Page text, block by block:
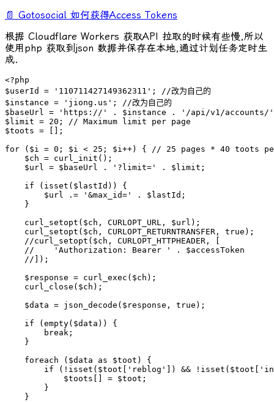
📄 Gotosocial 如何获得Access Tokens
根据 Cloudflare Workers 获取API 拉取的时候有些慢,所以
使用php 获取到json 数据并保存在本地,通过计划任务定时生
成.
<?php
$userId = '110711427149362311'; //改为自己的
$instance = 'jiong.us'; //改为自己的
$baseUrl = 'https://' . $instance . '/api/v1/
$limit = 20; // Maximum limit per page
$toots = [];
for ($i = 0; $i < 25; $i++) { // 25 pages * 40 toots per
    $ch = curl_init();
    $url = $baseUrl . '?limit=' . $limit;
    if (isset($lastId)) {
        $url .= '&max_id=' . $lastId;
    }
    curl_setopt($ch, CURLOPT_URL, $url);
    curl_setopt($ch, CURLOPT_RETURNTRANSFER, true);
    //curl_setopt($ch, CURLOPT_HTTPHEADER, [
    //    'Authorization: Bearer ' . $accessToken
    //]);
    $response = curl_exec($ch);
    curl_close($ch);
    $data = json_decode($response, true);
    if (empty($data)) {
        break;
    }
    foreach ($data as $toot) {
if (!isset($toot['reblog']) &&
            $toots[] = $toot;
        }
    }